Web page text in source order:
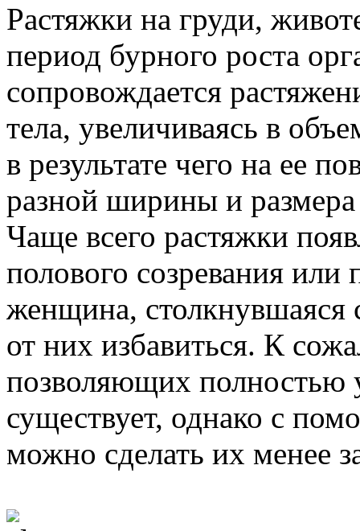
Растяжки на груди,
период бурного роста
сопровождается
тела, увеличиваясь в
в результате чего на ее
разной ширины и размера
Чаще всего растяжки
полового созревания
женщина, столкнувшаяся
от них избавиться. К
позволяющих полностью
существует, однако с
можно сделать их менее